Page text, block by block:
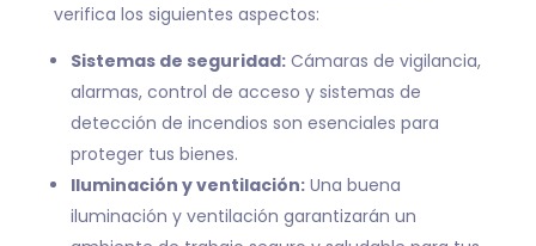
verifica los siguientes aspectos:
Sistemas de seguridad:Cámaras de vigilancia,
alarmas, control de acceso y sistemas de
detección de incendios son esenciales para
proteger tus bienes.
Iluminación y ventilación:Una buena
iluminación y ventilación garantizarán un